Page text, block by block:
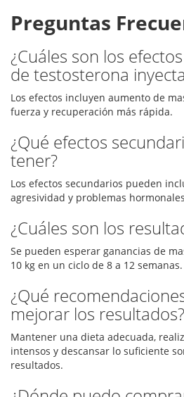
Preguntas
¿Cuáles son los
de testosterona
Los efectos incluyen aumento de
fuerza y recuperación más rápida.
¿Qué efectos
tener?
Los efectos secundarios pueden
agresividad y problemas
¿Cuáles son los
Se pueden esperar ganancias de
10 kg en un ciclo de 8 a 12 semanas.
¿Qué
mejorar los resultados?
Mantener una dieta adecuada,
intensos y descansar lo suficiente
resultados.